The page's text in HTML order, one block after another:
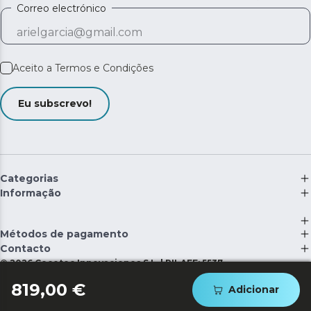
819,00 € Adicionar
Correo electrónico
Aceito a Termos e Condições
Eu subscrevo!
Categorias
Informação
Métodos de pagamento
Contacto
©2026 Cecotec Innovaciones S.L. | RII-AEE: 5537